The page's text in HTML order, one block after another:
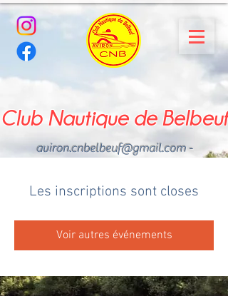
Club Nautique de Belbeuf
aviron.cnbelbeuf@gmail.com-
Les inscriptions sont closes
Voir autres événements